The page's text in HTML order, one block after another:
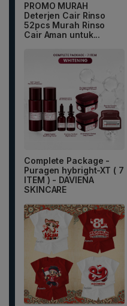
PROMO MURAH
Deterjen Cair Rinso
52pcs Murah Rinso
Cair Aman untuk...
Complete Package -
Puragen hybright-XT ( 7
ITEM ) - DAVIENA
SKINCARE